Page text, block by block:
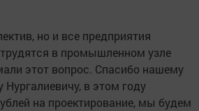
но и все предприятия
в промышленном узле
этот вопрос. Спасибо нашему
Нургалиевичу, в этом году
на проектирование, мы будем